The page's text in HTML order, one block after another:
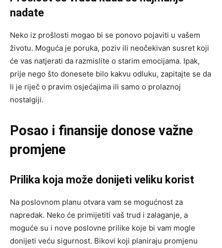
nadate
Neko iz prošlosti mogao bi se ponovo pojaviti u vašem
životu. Moguća je poruka, poziv ili neočekivan susret koji
će vas natjerati da razmislite o starim emocijama. Ipak,
prije nego što donesete bilo kakvu odluku, zapitajte se da
li je riječ o pravim osjećajima ili samo o prolaznoj
nostalgiji.
Posao i finansije donose važne
promjene
Prilika koja može donijeti veliku korist
Na poslovnom planu otvara vam se mogućnost za
napredak. Neko će primijetiti vaš trud i zalaganje, a
moguće su i nove poslovne prilike koje bi vam mogle
donijeti veću sigurnost. Bikovi koji planiraju promjenu